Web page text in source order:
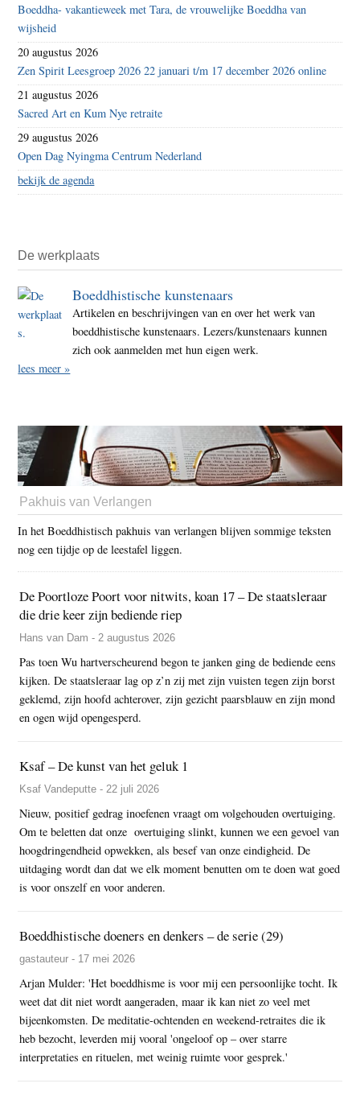
Boeddha- vakantieweek met Tara, de vrouwelijke Boeddha van
wijsheid
20 augustus 2026
Zen Spirit Leesgroep 2026 22 januari t/m 17 december 2026 online
21 augustus 2026
Sacred Art en Kum Nye retraite
29 augustus 2026
Open Dag Nyingma Centrum Nederland
bekijk de agenda
De werkplaats
Boeddhistische kunstenaars
Artikelen en beschrijvingen van en over het werk van
boeddhistische kunstenaars. Lezers/kunstenaars kunnen
zich ook aanmelden met hun eigen werk.
lees meer »
Pakhuis van Verlangen
In het Boeddhistisch pakhuis van verlangen blijven sommige teksten
nog een tijdje op de leestafel liggen.
De Poortloze Poort voor nitwits, koan 17 – De staatsleraar
die drie keer zijn bediende riep
Hans van Dam - 2 augustus 2026
Pas toen Wu hartverscheurend begon te janken ging de bediende eens
kijken. De staatsleraar lag op z’n zij met zijn vuisten tegen zijn borst
geklemd, zijn hoofd achterover, zijn gezicht paarsblauw en zijn mond
en ogen wijd opengesperd.
Ksaf – De kunst van het geluk 1
Ksaf Vandeputte - 22 juli 2026
Nieuw, positief gedrag inoefenen vraagt om volgehouden overtuiging.
Om te beletten dat onze overtuiging slinkt, kunnen we een gevoel van
hoogdringendheid opwekken, als besef van onze eindigheid. De
uitdaging wordt dan dat we elk moment benutten om te doen wat goed
is voor onszelf en voor anderen.
Boeddhistische doeners en denkers – de serie (29)
gastauteur - 17 mei 2026
Arjan Mulder: 'Het boeddhisme is voor mij een persoonlijke tocht. Ik
weet dat dit niet wordt aangeraden, maar ik kan niet zo veel met
bijeenkomsten. De meditatie-ochtenden en weekend-retraites die ik
heb bezocht, leverden mij vooral 'ongeloof op – over starre
interpretaties en rituelen, met weinig ruimte voor gesprek.'